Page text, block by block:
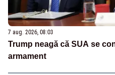
7 aug. 2026, 08:03
Trump neagă că SUA se
armament